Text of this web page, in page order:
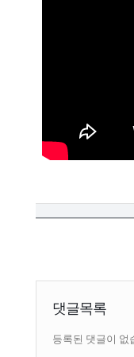
댓글목록
등록된 댓글이 없